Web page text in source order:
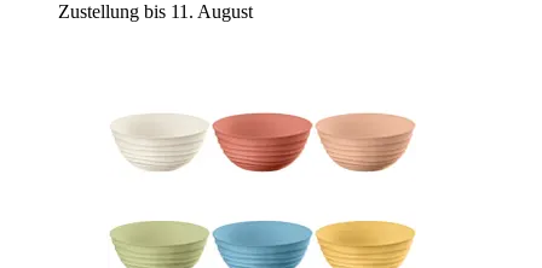
Zustellung bis 11. August